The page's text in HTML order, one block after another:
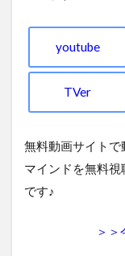
youtube
TVer
無料動画サイトで
マインドを無料
です♪
＞＞